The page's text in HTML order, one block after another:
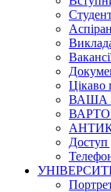
Цікаво
ВАША
Доступ